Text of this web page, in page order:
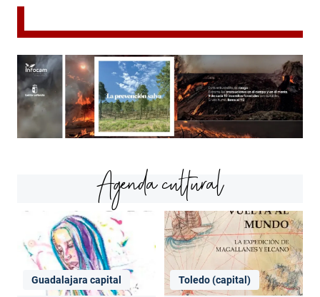
Agenda cultural
Guadalajara capital Toledo (capital)